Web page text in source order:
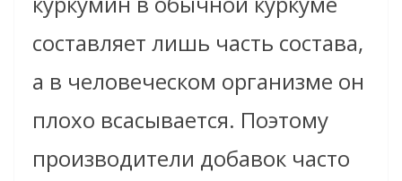
составляет лишь часть состава,
а в человеческом организме он
плохо всасывается. Поэтому
производители добавок часто